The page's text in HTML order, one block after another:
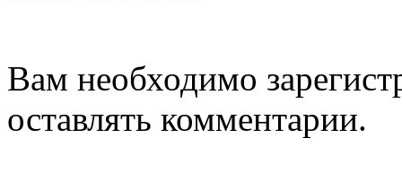
Вам необходимо
оставлять комментарии.